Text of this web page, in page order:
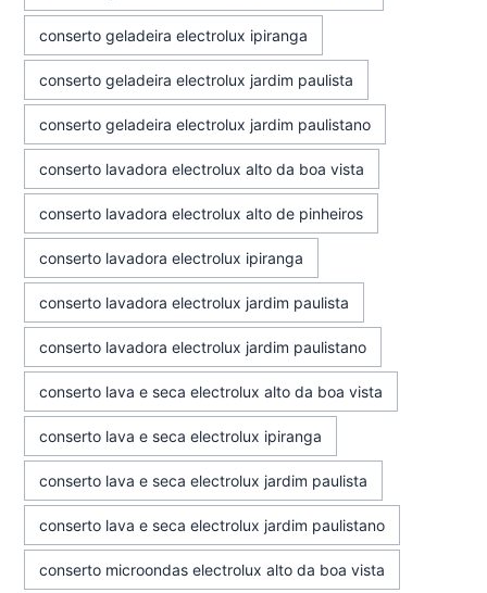
conserto geladeira electrolux ipiranga
conserto geladeira electrolux jardim paulista
conserto geladeira electrolux jardim paulistano
conserto lavadora electrolux alto da boa vista
conserto lavadora electrolux alto de pinheiros
conserto lavadora electrolux ipiranga
conserto lavadora electrolux jardim paulista
conserto lavadora electrolux jardim paulistano
conserto lava e seca electrolux alto da boa vista
conserto lava e seca electrolux ipiranga
conserto lava e seca electrolux jardim paulista
conserto lava e seca electrolux jardim paulistano
conserto microondas electrolux alto da boa vista